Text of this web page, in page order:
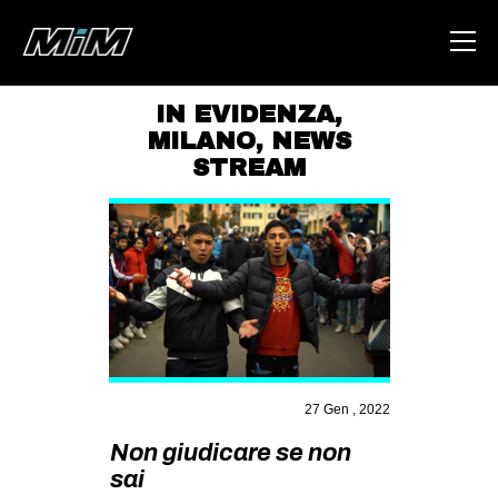
HOME
AREA
DEGENERAZIONE
GAZA FREESTYLE
CSOA LAMBRETTA
ZAM
IN EVIDENZA,
MILANO, NEWS
STREAM
27 Gen , 2022
Non giudicare se non
sai